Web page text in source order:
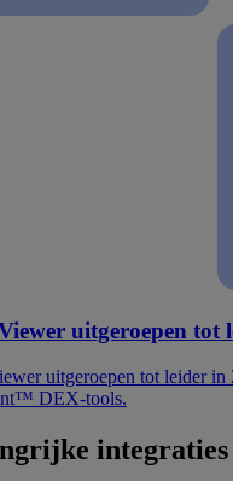
uitgeroepen tot
uitgeroepen tot leider
DEX-tools.
integraties